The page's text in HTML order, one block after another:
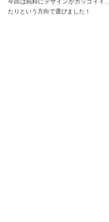
たりという方向で選びました！